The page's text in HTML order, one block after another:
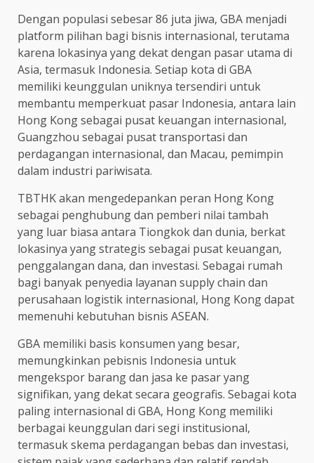
Dengan populasi sebesar 86 juta jiwa, GBA menjadi
platform pilihan bagi bisnis internasional, terutama
karena lokasinya yang dekat dengan pasar utama di
Asia, termasuk Indonesia. Setiap kota di GBA
memiliki keunggulan uniknya tersendiri untuk
membantu memperkuat pasar Indonesia, antara lain
Hong Kong sebagai pusat keuangan internasional,
Guangzhou sebagai pusat transportasi dan
perdagangan internasional, dan Macau, pemimpin
dalam industri pariwisata.
TBTHK akan mengedepankan peran Hong Kong
sebagai penghubung dan pemberi nilai tambah
yang luar biasa antara Tiongkok dan dunia, berkat
lokasinya yang strategis sebagai pusat keuangan,
penggalangan dana, dan investasi. Sebagai rumah
bagi banyak penyedia layanan supply chain dan
perusahaan logistik internasional, Hong Kong dapat
memenuhi kebutuhan bisnis ASEAN.
GBA memiliki basis konsumen yang besar,
memungkinkan pebisnis Indonesia untuk
mengekspor barang dan jasa ke pasar yang
signifikan, yang dekat secara geografis. Sebagai kota
paling internasional di GBA, Hong Kong memiliki
berbagai keunggulan dari segi institusional,
termasuk skema perdagangan bebas dan investasi,